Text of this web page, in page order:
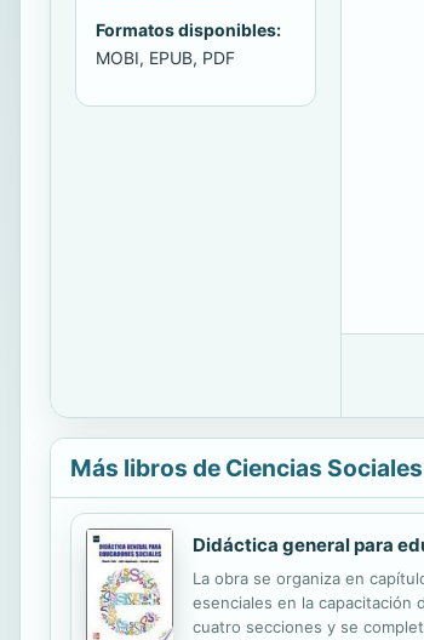
Formatos disponibles:
MOBI, EPUB, PDF
Más libros de Ciencias Sociales
Didáctica general para
La obra se organiza en
esenciales en la capacitación
cuatro secciones y se